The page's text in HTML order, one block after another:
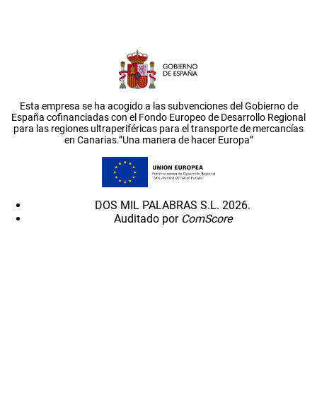
Esta empresa se ha acogido a las subvenciones del Gobierno de
España cofinanciadas con el Fondo Europeo de Desarrollo Regional
para las regiones ultraperiféricas para el transporte de mercancías
en Canarias.”Una manera de hacer Europa”
DOS MIL PALABRAS S.L. 2026.
Auditado por ComScore